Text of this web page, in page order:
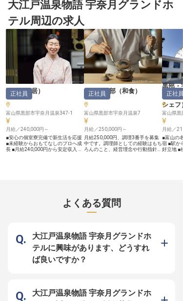
トに、高機能なサービスをコンパク
トに凝縮した洗練されたシティホテ
お客様に選ばれる当ホテルでは、安
心と快適さを提供するため、一人ひ
とりのスタッフが大切な役割を担っ
ています。 食器洗浄や調理補助と
いう縁の下の力持ちとして、お客様
の素敵な思い出づくりをサポートし
ませんか？あなたの丁寧な仕事が、
おもてなしの品質を支えます！ ー
ー【あなたらしく働ける！柔軟な環
境でスキルアップ】 朝食から夕食
まで、ご自身の生活スタイルに合わ
せた働き方をご相談いただけます！
週3～4回、1日4時間～8時間など、
ライフスタイルに合わせた勤務が可
能です。経験者の方は即戦力として
活躍できる環境が整っています レ
ストランの洗い場での食器・銀器・
調理器具などの洗浄・収納に加え、
調理補助業務も担当していただくこ
とで、幅広いスキルを身につけられ
ます。JR富山駅から徒歩3分という
通勤に便利な立地も魅力のひとつ！
温かいチームワークの中で、おもて
大江戸温泉物語 宇奈月グランドホ
テル周辺の求人
延楽（仲居）
正社員
富山県黒部市宇奈月温泉347-1
月給／240,000円～
■安心の個室寮完備で新生活を応援
■未経験からおもてなしのプロへ成
長 ■月給240,000円から安定収入 ■
出していただきます。 旅館業の
「顔」として、日本の伝統的なおも
も、先輩スタッフが丁寧にサポート
いたしますのでご安心ください。
ーー【働きやすい環境と充実のサポ
ート体制】 新しい環境でのスター
トを応援するため、完全個室の単身
寮や世帯用寮を完備しております。
務、月5日から10日のシフト制で、
プライベートも大切にしながら働け
ホテル黒部 （和食）
正社員
富山県黒部市宇奈月温泉7
月給／250,000円～
月給250,000円、調理3番手を募集
中です。調理師としての経験はもち
ろんのこと、経営理念や行動指針を
て、お客様に笑顔を届けませんか？
※この求人は2022年2月3日時点の
情報です
黒部・
（料理
シェフ
正社員
富山県黒
月給／
■富山の
宿 ■駅か
好立地 ■
す。 ーー【チームワークを大切
直営・
よくある質問
大江戸温泉物語 宇奈月グランドホ
テルに興味があります、どうすれ
ば良いですか？
大江戸温泉物語 宇奈月グランドホ